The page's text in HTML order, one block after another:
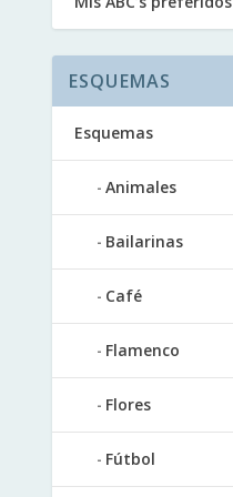
ESQUEMAS
Esquemas
Animales
Bailarinas
Café
Flamenco
Flores
Fútbol